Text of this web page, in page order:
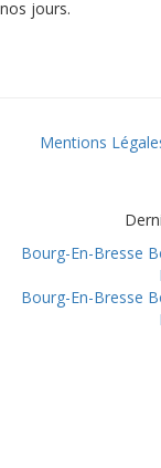
nos jours.
Mentions
Bourg-En-Bresse
Bourg-En-Bresse